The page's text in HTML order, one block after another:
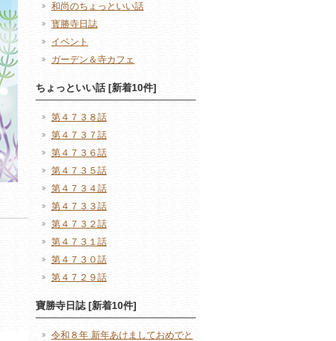
和尚のちょっといい話
寳勝寺日誌
イベント
ガーデン＆寺カフェ
ちょっといい話 [新着10件]
第４７３８話
第４７３７話
第４７３６話
第４７３５話
第４７３４話
第４７３３話
第４７３２話
第４７３１話
第４７３０話
第４７２９話
寶勝寺日誌 [新着10件]
令和８年 新年あけましておめでと